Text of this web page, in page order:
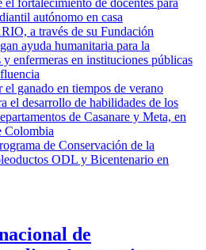
autónomo en casa
a través de su Fundación
ayuda humanitaria para la
enfermeras en instituciones públicas
el ganado en tiempos de verano
el desarrollo de habilidades de los
de Casanare y Meta, en
Colombia
de Conservación de la
ODL y Bicentenario en
de